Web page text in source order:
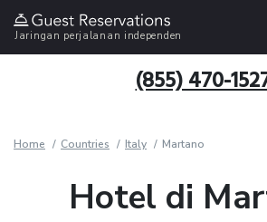
Jaringan perjalanan independen
(855) 470-
Home Countries Italy Martano
Hotel di